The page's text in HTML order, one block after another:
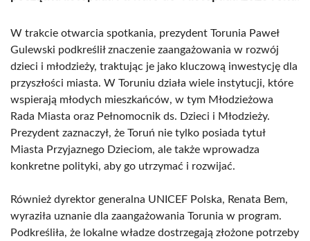
W trakcie otwarcia spotkania, prezydent Torunia Paweł
Gulewski podkreślił znaczenie zaangażowania w rozwój
dzieci i młodzieży, traktując je jako kluczową inwestycję dla
przyszłości miasta. W Toruniu działa wiele instytucji, które
wspierają młodych mieszkańców, w tym Młodzieżowa
Rada Miasta oraz Pełnomocnik ds. Dzieci i Młodzieży.
Prezydent zaznaczył, że Toruń nie tylko posiada tytuł
Miasta Przyjaznego Dzieciom, ale także wprowadza
konkretne polityki, aby go utrzymać i rozwijać.
Również dyrektor generalna UNICEF Polska, Renata Bem,
wyraziła uznanie dla zaangażowania Torunia w program.
Podkreśliła, że lokalne władze dostrzegają złożone potrzeby